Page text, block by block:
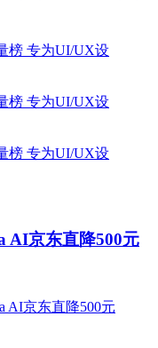
AI京东直降500元